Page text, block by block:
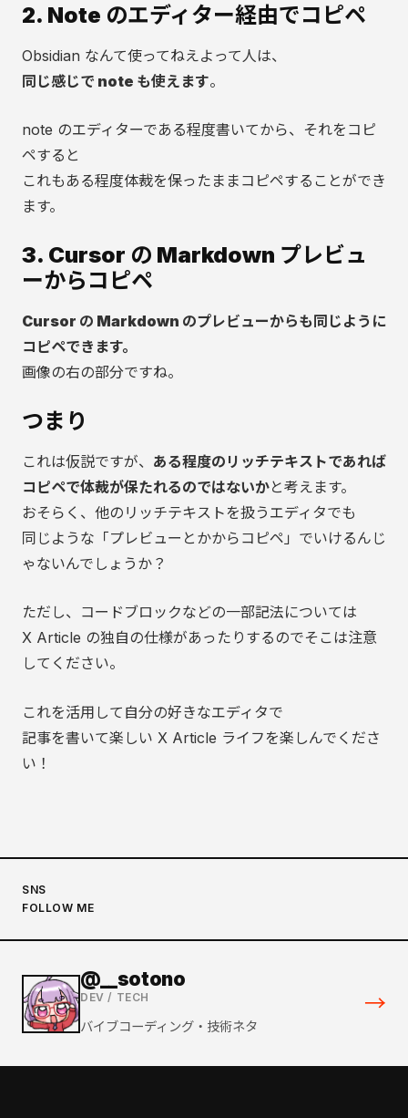
2. Note のエディター経由でコピペ
Obsidian なんて使ってねえよって人は、
同じ感じで note も使えます。
note のエディターである程度書いてから、それをコピ
ペすると
これもある程度体裁を保ったままコピペすることができ
ます。
3. Cursor の Markdown プレビュ
ーからコピペ
Cursor の Markdown のプレビューからも同じように
コピペできます。
画像の右の部分ですね。
つまり
これは仮説ですが、 ある程度のリッチテキストであれば
コピペで体裁が保たれるのではないかと考えます。
おそらく、他のリッチテキストを扱うエディタでも
同じような「プレビューとかからコピペ」でいけるんじ
ゃないんでしょうか？
ただし、コードブロックなどの一部記法については
X Article の独自の仕様があったりするのでそこは注意
してください。
これを活用して自分の好きなエディタで
記事を書いて楽しい X Article ライフを楽しんでくださ
い！
SNS
FOLLOW ME
@__sotono
DEV / TECH
バイブコーディング・技術ネタ
→